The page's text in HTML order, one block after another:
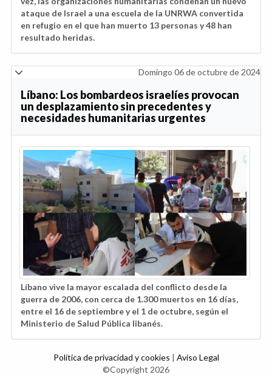
ataque de Israel a una escuela de la UNRWA convertida
en refugio en el que han muerto 13 personas y 48 han
resultado heridas.
Domingo 06 de octubre de 2024
Líbano: Los bombardeos israelíes provocan
un desplazamiento sin precedentes y
necesidades humanitarias urgentes
Líbano vive la mayor escalada del conflicto desde la
guerra de 2006, con cerca de 1.300 muertos en 16 días,
entre el 16 de septiembre y el 1 de octubre, según el
Ministerio de Salud Pública libanés.
Política de privacidad y cookies | Aviso Legal
©Copyright 2026